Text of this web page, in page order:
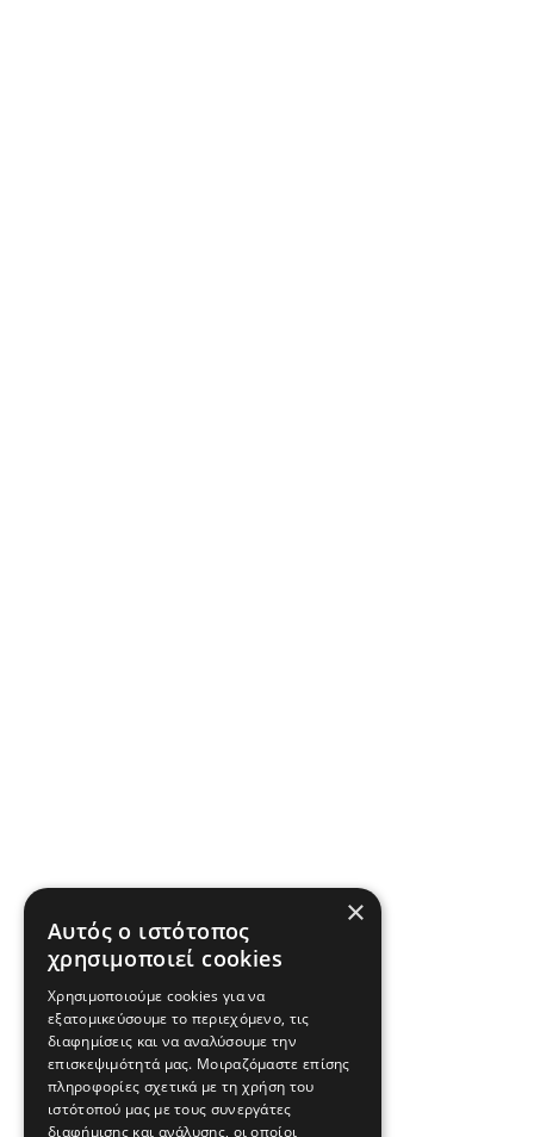
×
Αυτός ο ιστότοπος
χρησιμοποιεί cookies
Χρησιμοποιούμε cookies για να
εξατομικεύσουμε το περιεχόμενο, τις
διαφημίσεις και να αναλύσουμε την
επισκεψιμότητά μας. Μοιραζόμαστε επίσης
πληροφορίες σχετικά με τη χρήση του
ιστότοπού μας με τους συνεργάτες
διαφήμισης και ανάλυσης, οι οποίοι